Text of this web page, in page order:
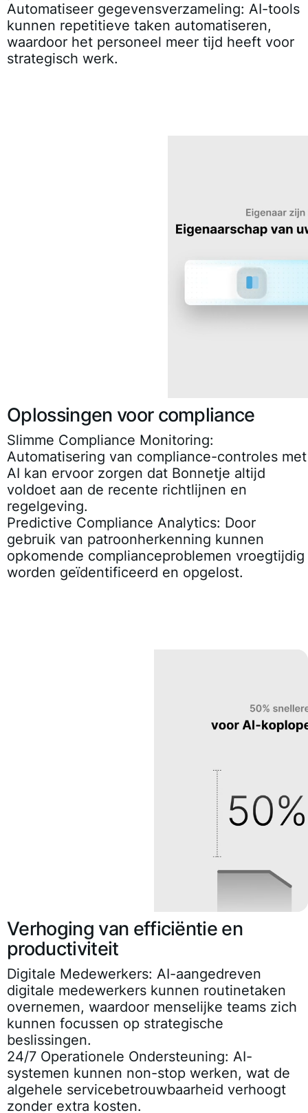
Automatiseer gegevensverzameling: AI-tools
kunnen repetitieve taken automatiseren,
waardoor het personeel meer tijd heeft voor
strategisch werk.
Oplossingen voor compliance
Slimme Compliance Monitoring:
Automatisering van compliance-controles met
AI kan ervoor zorgen dat Bonnetje altijd
voldoet aan de recente richtlijnen en
regelgeving.
Predictive Compliance Analytics: Door
gebruik van patroonherkenning kunnen
opkomende complianceproblemen vroegtijdig
worden geïdentificeerd en opgelost.
Verhoging van efficiëntie en
productiviteit
Digitale Medewerkers: AI-aangedreven
digitale medewerkers kunnen routinetaken
overnemen, waardoor menselijke teams zich
kunnen focussen op strategische
beslissingen.
24/7 Operationele Ondersteuning: AI-
systemen kunnen non-stop werken, wat de
algehele servicebetrouwbaarheid verhoogt
zonder extra kosten.